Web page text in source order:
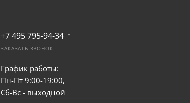
+7 495 795-94-34
ЗАКАЗАТЬ ЗВОНОК
График работы:
Пн-Пт 9:00-19:00,
Сб-Вс - выходной